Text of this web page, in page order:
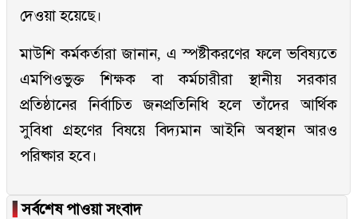
দেওয়া হয়েছে।
মাউশি কর্মকর্তারা জানান, এ স্পষ্টীকরণের ফলে ভবিষ্যতে
এমপিওভুক্ত শিক্ষক বা কর্মচারীরা স্থানীয় সরকার
প্রতিষ্ঠানের নির্বাচিত জনপ্রতিনিধি হলে তাঁদের আর্থিক
সুবিধা গ্রহণের বিষয়ে বিদ্যমান আইনি অবস্থান আরও
পরিষ্কার হবে।
▐সর্বশেষ পাওয়া সংবাদ